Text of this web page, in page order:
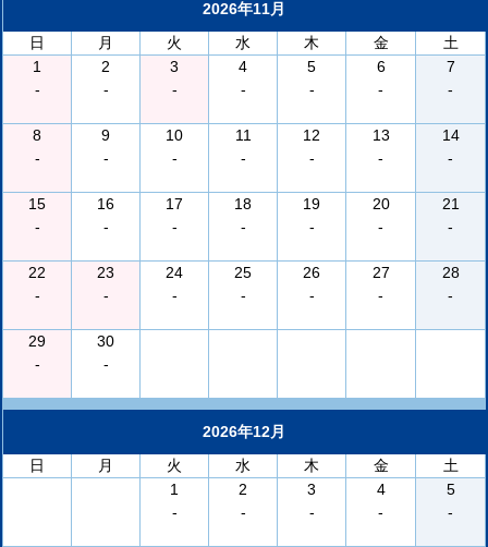
2026年11月
日
月 火 水 木 金
土
1
-
2
-
3
-
4
-
5
-
6
-
7
-
8
-
9
-
10
-
11
-
12
-
13
-
14
-
15
-
16
-
17
-
18
-
19
-
20
-
21
-
22
-
23
-
24
-
25
-
26
-
27
-
28
-
29
-
30
-
2026年12月
日
月 火 水 木 金
土
1
-
2
-
3
-
4
-
5
-